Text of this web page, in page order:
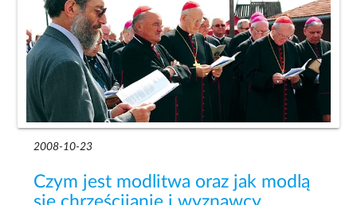
2008-10-23
Czym jest modlitwa oraz jak modlą